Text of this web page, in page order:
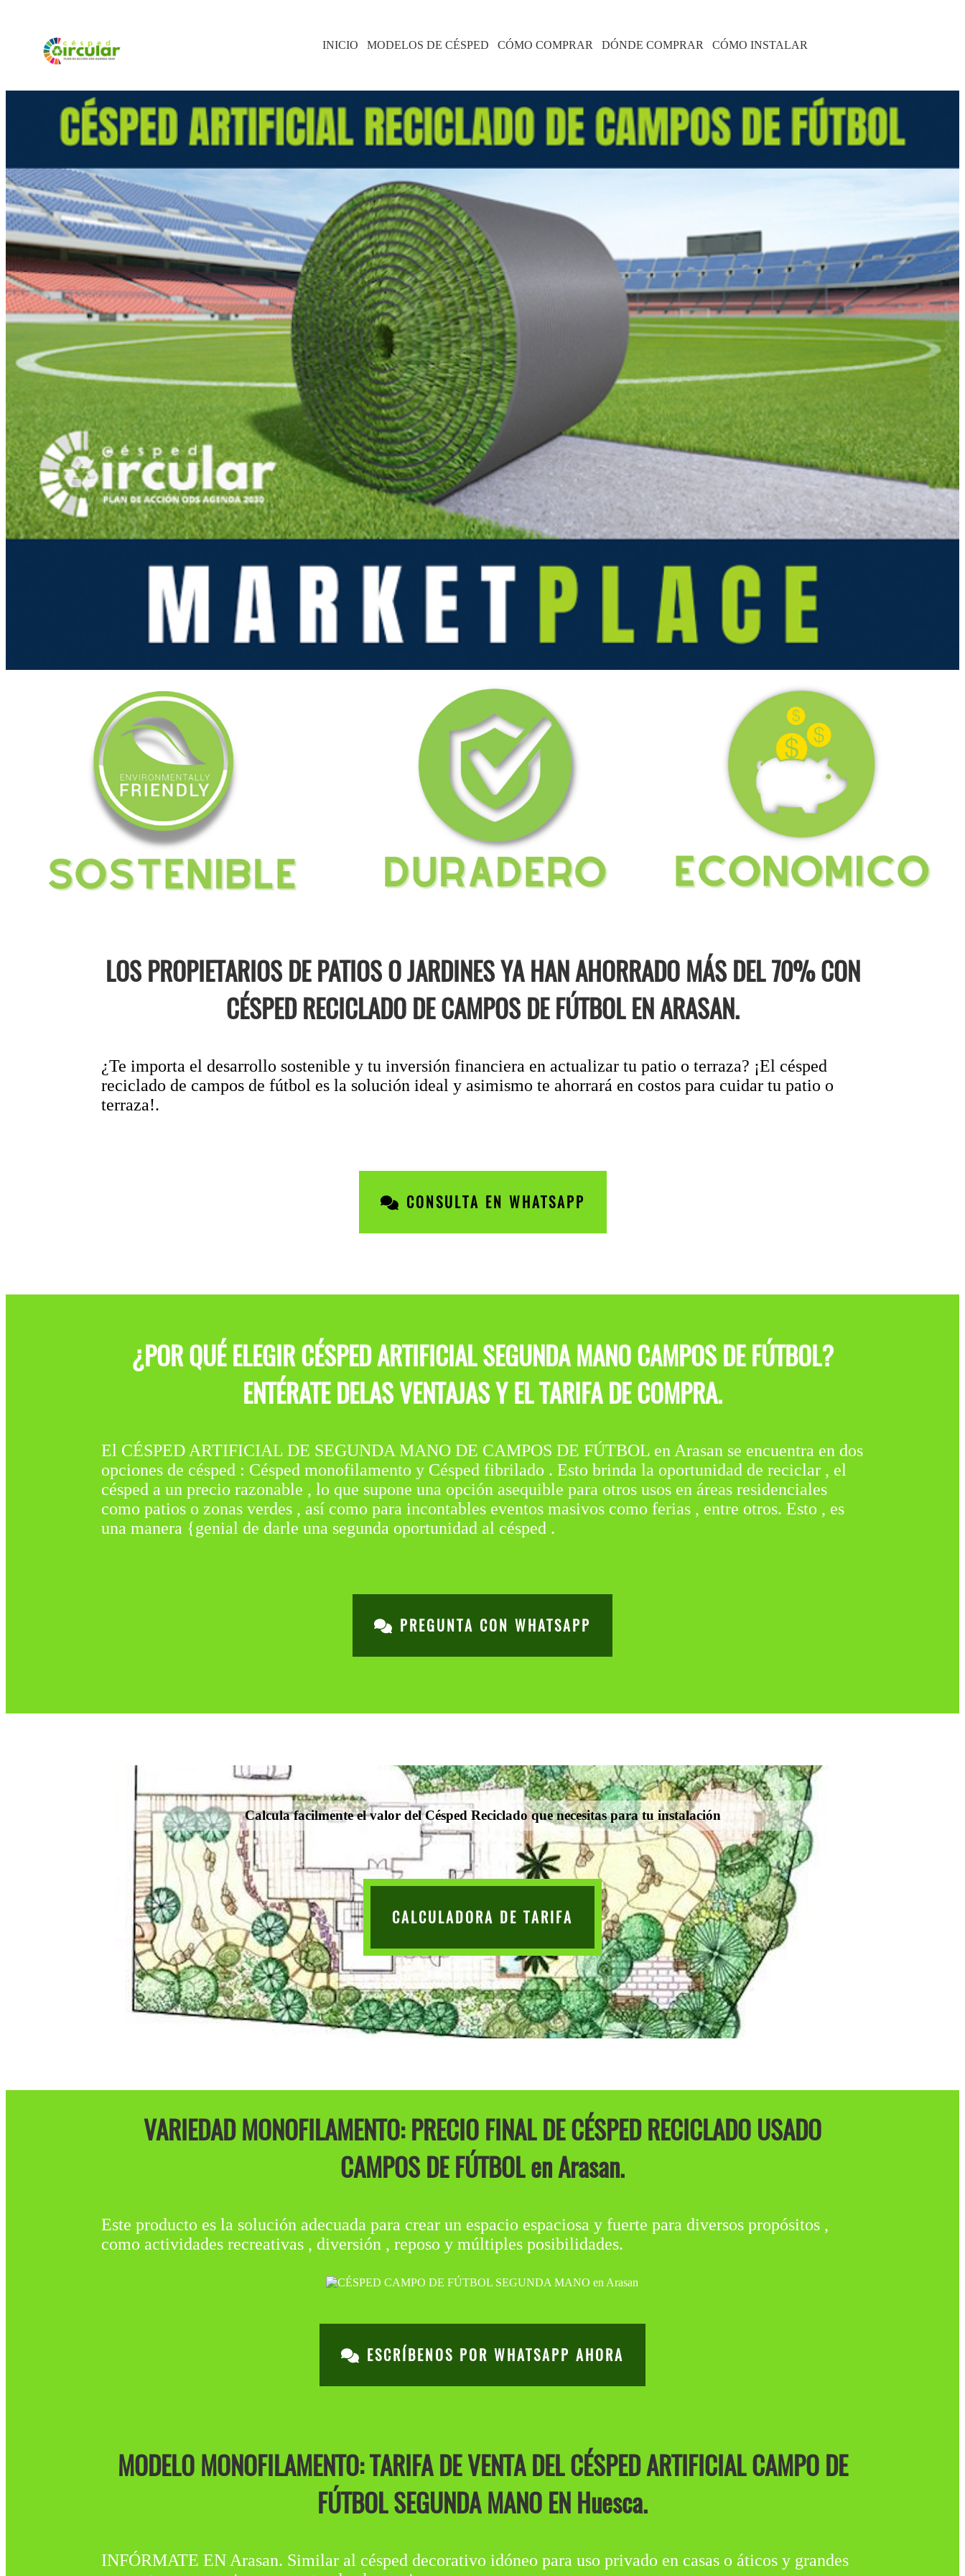
INICIO MODELOS DE CÉSPED CÓMO COMPRAR DÓNDE COMPRAR CÓMO INSTALAR
LOS PROPIETARIOS DE PATIOS O JARDINES YA HAN AHORRADO MÁS DEL 70% CON
CÉSPED RECICLADO DE CAMPOS DE FÚTBOL EN ARASAN.
¿Te importa el desarrollo sostenible y tu inversión financiera en actualizar tu patio o terraza? ¡El césped
reciclado de campos de fútbol es la solución ideal y asimismo te ahorrará en costos para cuidar tu patio o
terraza!.
CONSULTA EN WHATSAPP
¿POR QUÉ ELEGIR CÉSPED ARTIFICIAL SEGUNDA MANO CAMPOS DE FÚTBOL?
ENTÉRATE DELAS VENTAJAS Y EL TARIFA DE COMPRA.
El CÉSPED ARTIFICIAL DE SEGUNDA MANO DE CAMPOS DE FÚTBOL en Arasan se encuentra en dos
opciones de césped : Césped monofilamento y Césped fibrilado . Esto brinda la oportunidad de reciclar , el
césped a un precio razonable , lo que supone una opción asequible para otros usos en áreas residenciales
como patios o zonas verdes , así como para incontables eventos masivos como ferias , entre otros. Esto , es
una manera {genial de darle una segunda oportunidad al césped .
PREGUNTA CON WHATSAPP
Calcula facilmente el valor del Césped Reciclado que necesitas para tu instalación
CALCULADORA DE TARIFA
VARIEDAD MONOFILAMENTO: PRECIO FINAL DE CÉSPED RECICLADO USADO
CAMPOS DE FÚTBOL en Arasan.
Este producto es la solución adecuada para crear un espacio espaciosa y fuerte para diversos propósitos ,
como actividades recreativas , diversión , reposo y múltiples posibilidades.
ESCRÍBENOS POR WHATSAPP AHORA
MODELO MONOFILAMENTO: TARIFA DE VENTA DEL CÉSPED ARTIFICIAL CAMPO DE
FÚTBOL SEGUNDA MANO EN Huesca.
INFÓRMATE EN Arasan. Similar al césped decorativo idóneo para uso privado en casas o áticos y grandes